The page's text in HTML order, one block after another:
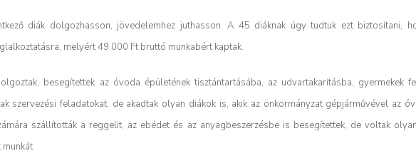
diák dolgozhasson, jövedelemhez juthasson. A 45 diáknak úgy tudtuk ezt biztosítani,
melyért 49 000 Ft bruttó munkabért kaptak.
besegítettek az óvoda épületének tisztántartásába, az udvartakarításba, gyermekek
szervezési feladatokat, de akadtak olyan diákok is, akik az önkormányzat gépjárművével az
szállították a reggelit, az ebédet és az anyagbeszerzésbe is besegítettek, de voltak